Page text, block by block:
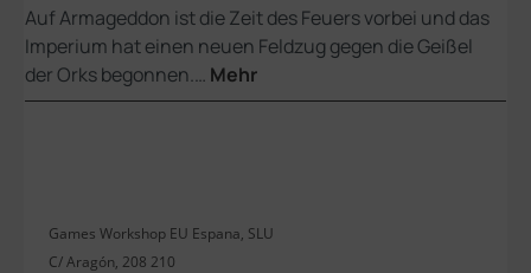
Auf Armageddon ist die Zeit des Feuers vorbei und das
Imperium hat einen neuen Feldzug gegen die Geißel
der Orks begonnen.… Mehr
Games Workshop EU Espana, SLU
C/ Aragón, 208 210